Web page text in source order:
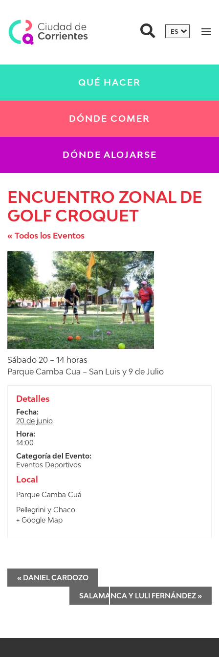
QUÉ HACER
DÓNDE COMER
DÓNDE ALOJARSE
ENCUENTRO ZONAL DE
GOLF CROQUET
« Todos los Eventos
Sábado 20 – 14 horas
Parque Camba Cua – San Luis y 9 de Julio
Detalles
Fecha:
20 de junio
Hora:
14:00
Categoría del Evento:
Eventos Deportivos
Local
Parque Camba Cuá
Pellegrini y Chaco
+ Google Map
« DANIEL CARDOZO
SALAMANCA Y LULI FERNÁNDEZ »